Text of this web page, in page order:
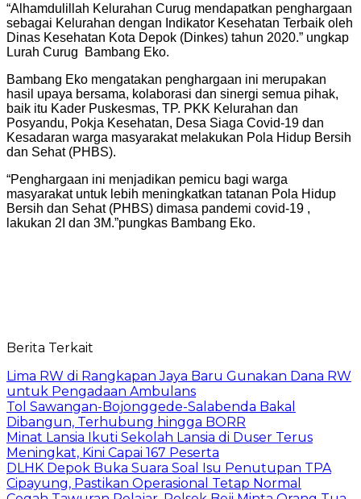
“Alhamdulillah Kelurahan Curug mendapatkan penghargaan
sebagai Kelurahan dengan Indikator Kesehatan Terbaik oleh
Dinas Kesehatan Kota Depok (Dinkes) tahun 2020.” ungkap
Lurah Curug Bambang Eko.
Bambang Eko mengatakan penghargaan ini merupakan
hasil upaya bersama, kolaborasi dan sinergi semua pihak,
baik itu Kader Puskesmas, TP. PKK Kelurahan dan
Posyandu, Pokja Kesehatan, Desa Siaga Covid-19 dan
Kesadaran warga masyarakat melakukan Pola Hidup Bersih
dan Sehat (PHBS).
“Penghargaan ini menjadikan pemicu bagi warga
masyarakat untuk lebih meningkatkan tatanan Pola Hidup
Bersih dan Sehat (PHBS) dimasa pandemi covid-19 ,
lakukan 2I dan 3M.”pungkas Bambang Eko.
Berita Terkait
Lima RW di Rangkapan Jaya Baru Gunakan Dana RW
untuk Pengadaan Ambulans
Tol Sawangan-Bojonggede-Salabenda Bakal
Dibangun, Terhubung hingga BORR
Minat Lansia Ikuti Sekolah Lansia di Duser Terus
Meningkat, Kini Capai 167 Peserta
DLHK Depok Buka Suara Soal Isu Penutupan TPA
Cipayung, Pastikan Operasional Tetap Normal